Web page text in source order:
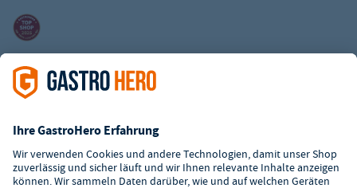
Kundenservice
Kontaktformular
Hilfe